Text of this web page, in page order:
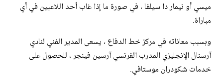
ميسي أو نيمار دا سيلفا ، في صورة ما إذا غاب أحد اللاعبين في أي
مباراة.
وبسبب معاناته في مركز خط الدفاع ، يسعى المدير الفني لنادي
آرسنال الإنجليزي المدرب الفرنسي آرسين فينجر ، للحصول على
خدمات شكودران موستافي.